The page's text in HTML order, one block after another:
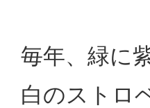
毎年、緑に
白のストロ